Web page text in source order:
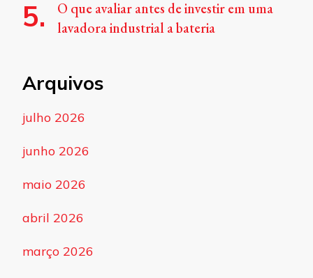
O que avaliar antes de investir em uma
lavadora industrial a bateria
Arquivos
julho 2026
junho 2026
maio 2026
abril 2026
março 2026